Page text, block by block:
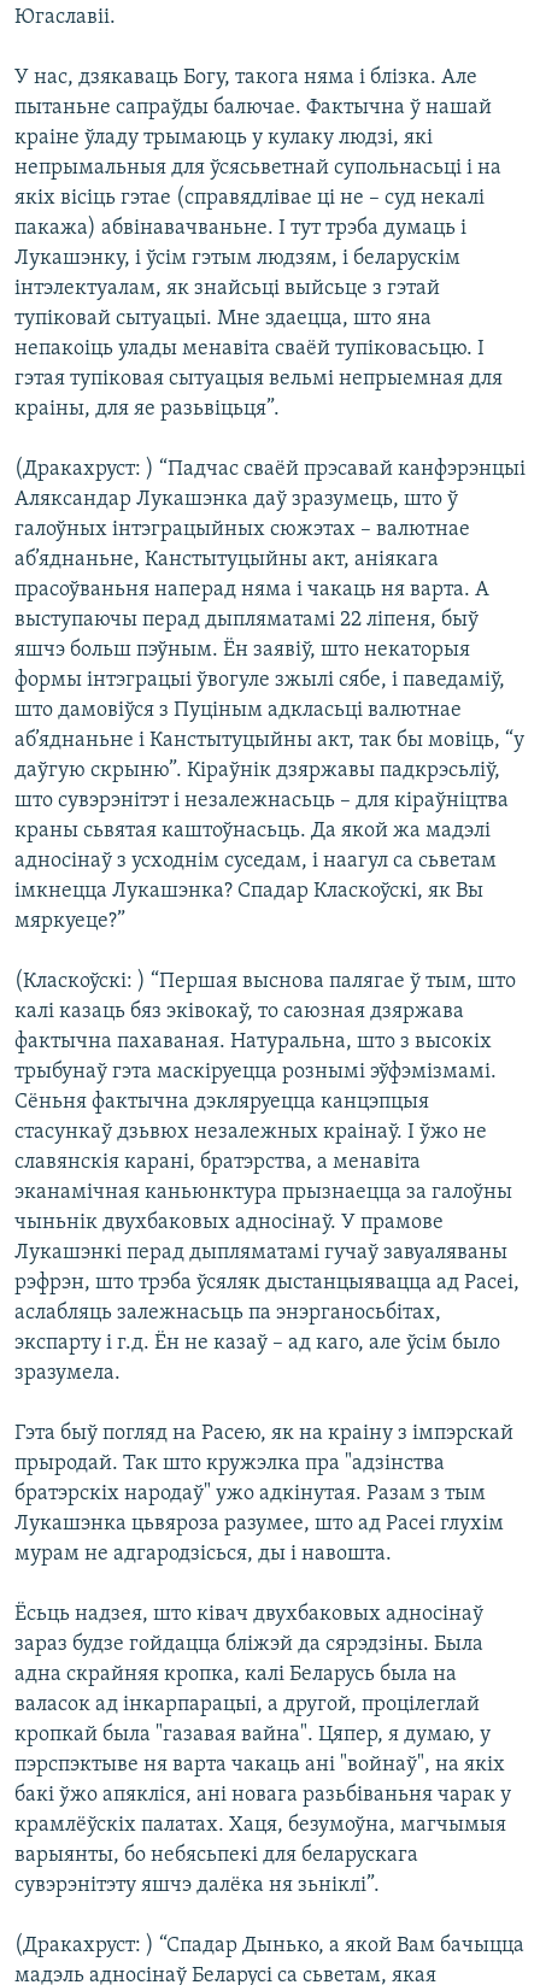
Югаславіі.
У нас, дзякаваць Богу, такога няма і блізка. Але
пытаньне сапраўды балючае. Фактычна ў нашай
краіне ўладу трымаюць у кулаку людзі, які
непрымальныя для ўсясьветнай супольнасьці і на
якіх вісіць гэтае (справядлівае ці не – суд некалі
пакажа) абвінавачваньне. І тут трэба думаць і
Лукашэнку, і ўсім гэтым людзям, і беларускім
інтэлектуалам, як знайсьці выйсьце з гэтай
тупіковай сытуацыі. Мне здаецца, што яна
непакоіць улады менавіта сваёй тупіковасьцю. І
гэтая тупіковая сытуацыя вельмі непрыемная для
краіны, для яе разьвіцьця”.
(Дракахруст: ) “Падчас сваёй прэсавай канфэрэнцыі
Аляксандар Лукашэнка даў зразумець, што ў
галоўных інтэграцыйных сюжэтах – валютнае
аб’яднаньне, Канстытуцыйны акт, аніякага
прасоўваньня наперад няма і чакаць ня варта. А
выступаючы перад дыпляматамі 22 ліпеня, быў
яшчэ больш пэўным. Ён заявіў, што некаторыя
формы інтэграцыі ўвогуле зжылі сябе, і паведаміў,
што дамовіўся з Пуціным адкласьці валютнае
аб’яднаньне і Канстытуцыйны акт, так бы мовіць, “у
даўгую скрыню”. Кіраўнік дзяржавы падкрэсьліў,
што сувэрэнітэт і незалежнасьць – для кіраўніцтва
краны сьвятая каштоўнасьць. Да якой жа мадэлі
адносінаў з усходнім суседам, і наагул са сьветам
імкнецца Лукашэнка? Спадар Класкоўскі, як Вы
мяркуеце?”
(Класкоўскі: ) “Першая выснова палягае ў тым, што
калі казаць бяз эківокаў, то саюзная дзяржава
фактычна пахаваная. Натуральна, што з высокіх
трыбунаў гэта маскіруецца рознымі эўфэмізмамі.
Сёньня фактычна дэкляруецца канцэпцыя
стасункаў дзьвюх незалежных краінаў. І ўжо не
славянскія карані, братэрства, а менавіта
эканамічная каньюнктура прызнаецца за галоўны
чыньнік двухбаковых адносінаў. У прамове
Лукашэнкі перад дыпляматамі гучаў завуаляваны
рэфрэн, што трэба ўсяляк дыстанцыявацца ад Расеі,
аслабляць залежнасьць па энэрганосьбітах,
экспарту і г.д. Ён не казаў – ад каго, але ўсім было
зразумела.
Гэта быў погляд на Расею, як на краіну з імпэрскай
прыродай. Так што кружэлка пра "адзінства
братэрскіх народаў" ужо адкінутая. Разам з тым
Лукашэнка цьвяроза разумее, што ад Расеі глухім
мурам не адгародзісься, ды і навошта.
Ёсьць надзея, што ківач двухбаковых адносінаў
зараз будзе гойдацца бліжэй да сярэдзіны. Была
адна скрайняя кропка, калі Беларусь была на
валасок ад інкарпарацыі, а другой, процілеглай
кропкай была "газавая вайна". Цяпер, я думаю, у
пэрспэктыве ня варта чакаць ані "войнаў", на якіх
бакі ўжо апякліся, ані новага разьбіваньня чарак у
крамлёўскіх палатах. Хаця, безумоўна, магчымыя
варыянты, бо небясьпекі для беларускага
сувэрэнітэту яшчэ далёка ня зьніклі”.
(Дракахруст: ) “Спадар Дынько, а якой Вам бачыцца
мадэль адносінаў Беларусі са сьветам, якая